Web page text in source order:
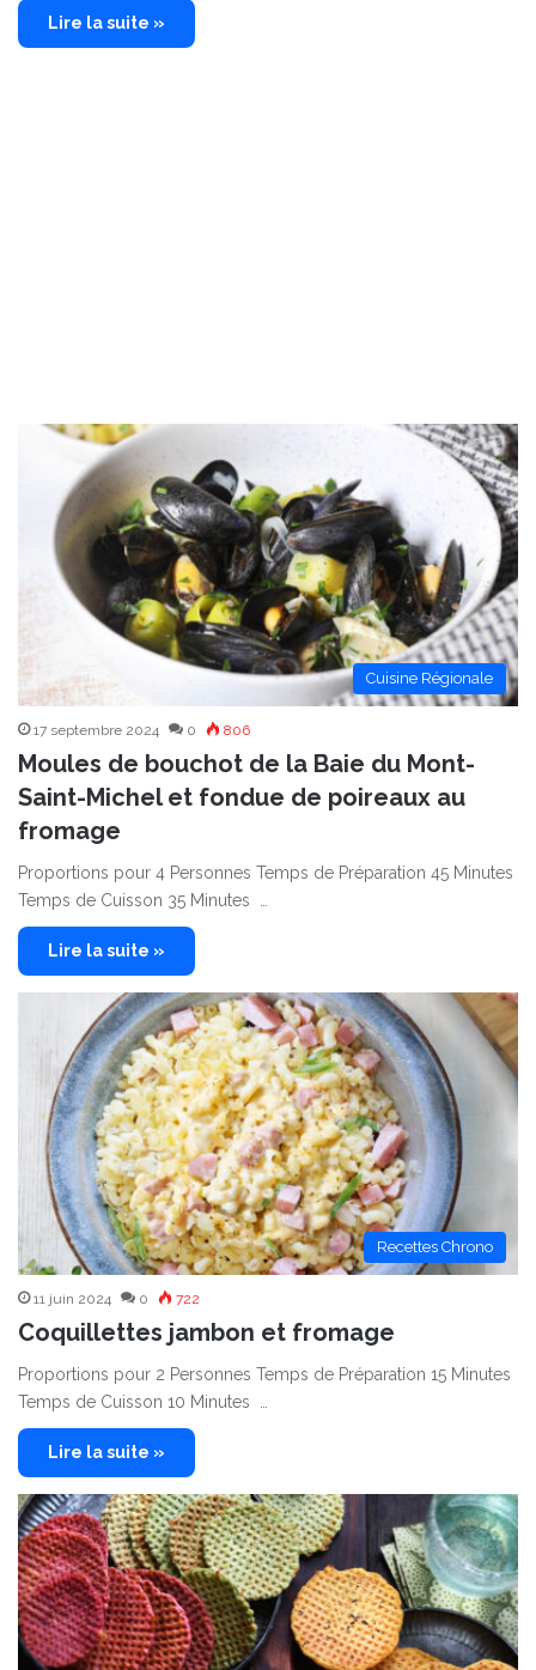
Lire la suite »
Cuisine Régionale
17 septembre 2024 0 806
Moules de bouchot de la Baie du Mont-
Saint-Michel et fondue de poireaux au
fromage
Proportions pour 4 Personnes Temps de Préparation 45 Minutes
Temps de Cuisson 35 Minutes …
Lire la suite »
Recettes Chrono
11 juin 2024 0 722
Coquillettes jambon et fromage
Proportions pour 2 Personnes Temps de Préparation 15 Minutes
Temps de Cuisson 10 Minutes …
Lire la suite »